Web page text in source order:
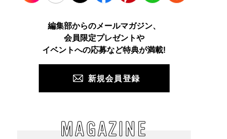
TikTok Facebook Pinterest LINE
編集部からのメールマガジン、
会員限定プレゼントや
イベントへの応募など特典が満載!
新規会員登録
MAGAZINE